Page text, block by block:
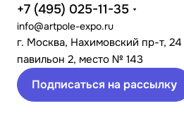
+7 (495) 025-11-35
info@artpole-expo.ru
г. Москва, Нахимовский пр-т,
павильон 2, место № 143
Подписаться на рассылку